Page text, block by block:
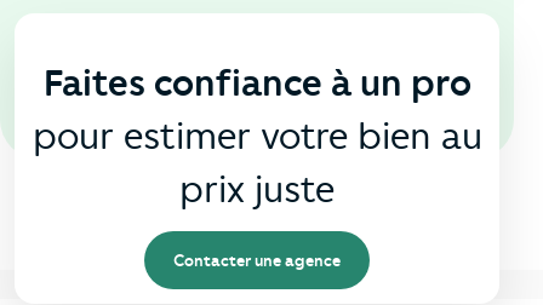
En agence
Faites confiance à un pro
pour estimer votre bien au
prix juste
Contacter une agence